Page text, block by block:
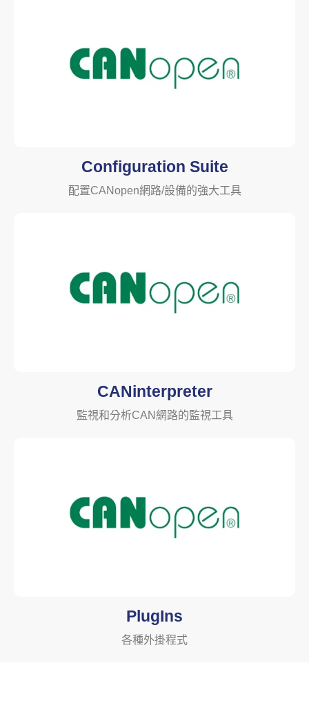
Configuration Suite
配置CANopen網路/設備的強大工具
CANinterpreter
監視和分析CAN網路的監視工具
PlugIns
各種外掛程式